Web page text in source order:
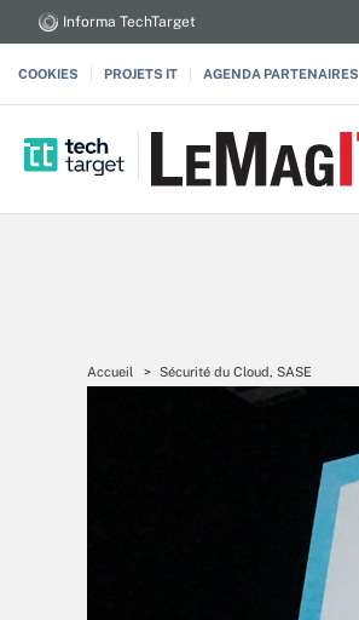
Informa TechTarget
COOKIES PROJETS IT AGENDA PARTENAIRES
Accueil Sécurité du Cloud, SASE